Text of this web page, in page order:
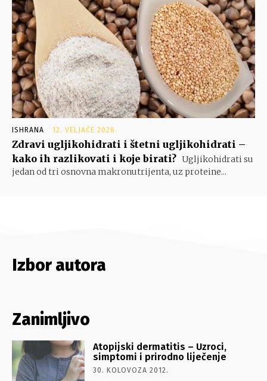
ISHRANA 12. VELJAČE 2026.
Zdravi ugljikohidrati i štetni ugljikohidrati –
kako ih razlikovati i koje birati? Ugljikohidrati su
jedan od tri osnovna makronutrijenta, uz proteine...
Izbor autora
Zanimljivo
Atopijski dermatitis – Uzroci,
simptomi i prirodno liječenje
30. KOLOVOZA 2012.